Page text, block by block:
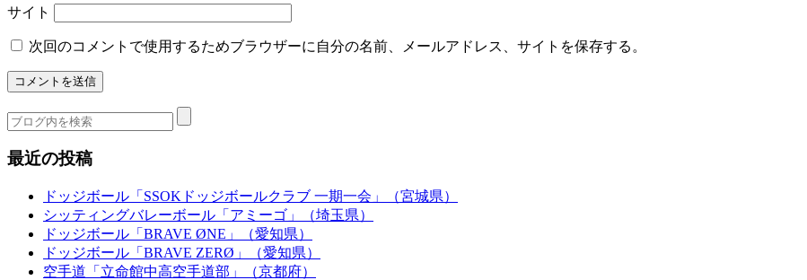
サイト
次回のコメントで使用するためブラウザーに自分の名前、メールアドレス、サイトを保存する。
最近の投稿
ドッジボール「SSOKドッジボールクラブ 一期一会」（宮城県）
シッティングバレーボール「アミーゴ」（埼玉県）
ドッジボール「BRAVE ØNE」（愛知県）
ドッジボール「BRAVE ZERØ」（愛知県）
空手道「立命館中高空手道部」（京都府）